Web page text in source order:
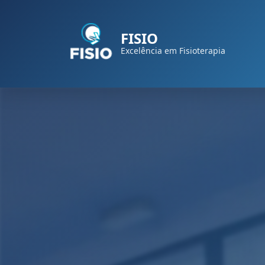
FISIO
Excelência em Fisioterapia